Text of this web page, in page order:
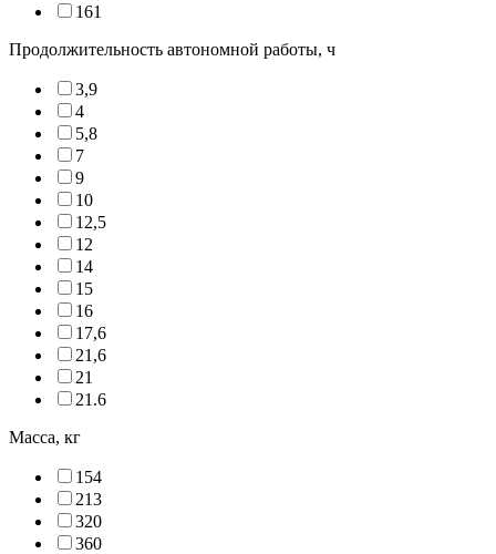
161
Продолжительность автономной работы, ч
3,9
4
5,8
7
9
10
12,5
12
14
15
16
17,6
21,6
21
21.6
Масса, кг
154
213
320
360